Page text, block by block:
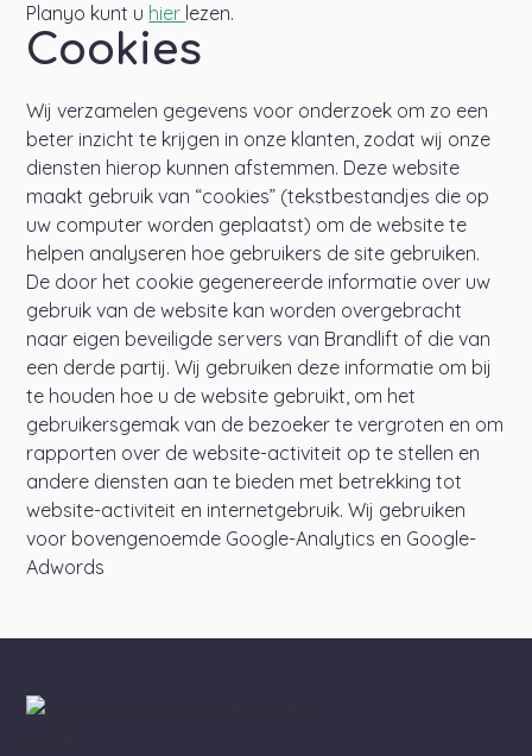
Planyo kunt u hier lezen.
Cookies
Wij verzamelen gegevens voor onderzoek om zo een
beter inzicht te krijgen in onze klanten, zodat wij onze
diensten hierop kunnen afstemmen. Deze website
maakt gebruik van “cookies” (tekstbestandjes die op
uw computer worden geplaatst) om de website te
helpen analyseren hoe gebruikers de site gebruiken.
De door het cookie gegenereerde informatie over uw
gebruik van de website kan worden overgebracht
naar eigen beveiligde servers van Brandlift of die van
een derde partij. Wij gebruiken deze informatie om bij
te houden hoe u de website gebruikt, om het
gebruikersgemak van de bezoeker te vergroten en om
rapporten over de website-activiteit op te stellen en
andere diensten aan te bieden met betrekking tot
website-activiteit en internetgebruik. Wij gebruiken
voor bovengenoemde Google-Analytics en Google-
Adwords